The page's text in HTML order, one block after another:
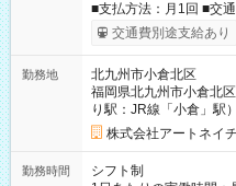
■支払方法：月1回 ■交通費：別途
間あり 試用期間の長さ
じです。
交通費別途支給あり
勤務地
北九州市小倉北区
福岡県北九州市小倉北
り駅：JR線「小倉」駅）
株式会社アートネイ
勤務時間
シフト制